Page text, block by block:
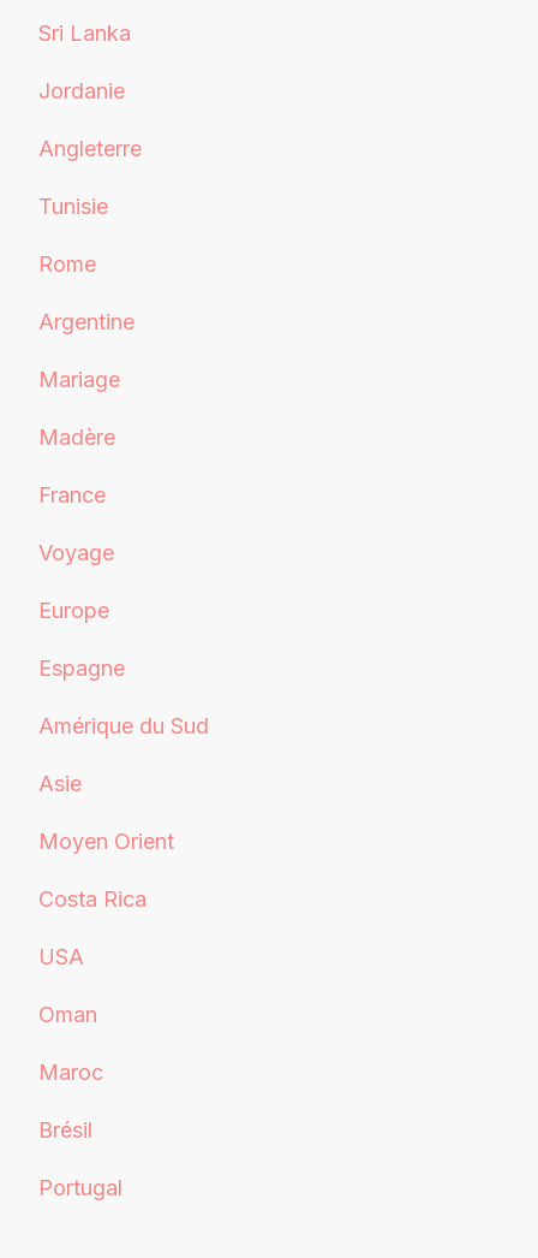
Sri Lanka
Jordanie
Angleterre
Tunisie
Rome
Argentine
Mariage
Madère
France
Voyage
Europe
Espagne
Amérique du Sud
Asie
Moyen Orient
Costa Rica
USA
Oman
Maroc
Brésil
Portugal